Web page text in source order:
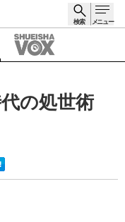
検索 メニュー
の処世術